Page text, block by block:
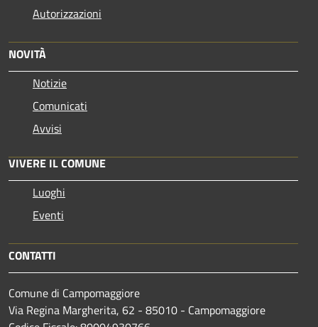
Autorizzazioni
NOVITÀ
Notizie
Comunicati
Avvisi
VIVERE IL COMUNE
Luoghi
Eventi
CONTATTI
Comune di Campomaggiore
Via Regina Margherita, 62 - 85010 - Campomaggiore